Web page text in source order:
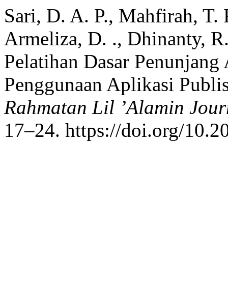
Sari, D. A. P., Mahfirah,
Armeliza, D. ., Dhinanty,
Pelatihan Dasar
Penggunaan Aplikasi
Rahmatan Lil ’Alamin
17–24. https://doi.org/